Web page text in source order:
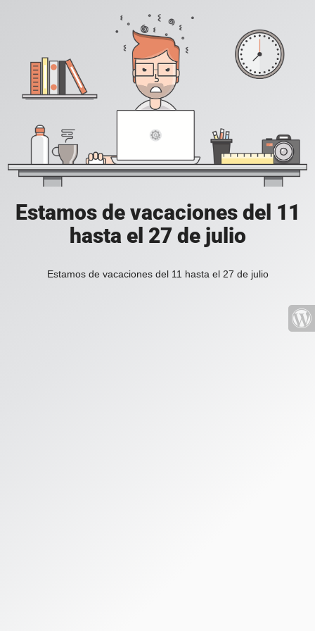
Estamos de vacaciones del 11
hasta el 27 de julio
Estamos de vacaciones del 11 hasta el 27 de julio